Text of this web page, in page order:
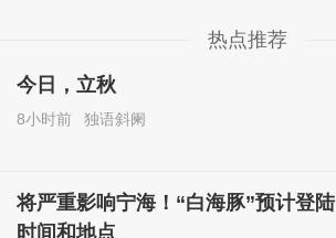
热点推荐
今日，立秋
8小时前 独语斜阑
将严重影响宁海！“白海豚”预计登陆
时间和地点